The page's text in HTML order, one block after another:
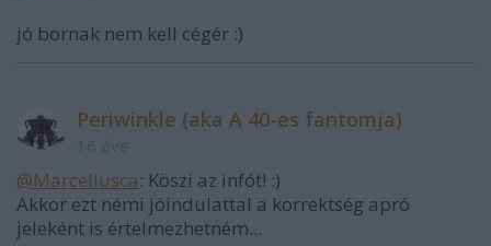
jó bornak nem kell cégér :)
Periwinkle (aka A 40-es fantomja)
@Marcellusca: Köszi az infót! :)
Akkor ezt némi jóindulattal a korrektség apró
jeleként is értelmezhetném...